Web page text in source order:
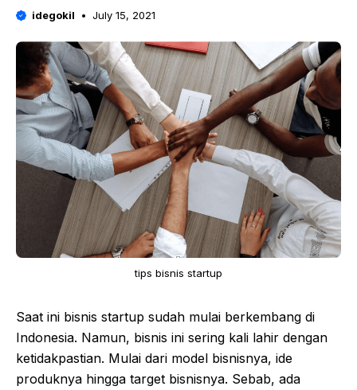
idegokil July 15, 2021
tips bisnis startup
Saat ini bisnis startup sudah mulai berkembang di
Indonesia. Namun, bisnis ini sering kali lahir dengan
ketidakpastian. Mulai dari model bisnisnya, ide
produknya hingga target bisnisnya. Sebab, ada